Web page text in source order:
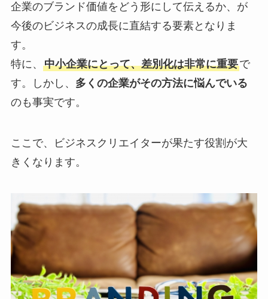
企業のブランド価値をどう形にして伝えるか、が
今後のビジネスの成長に直結する要素となりま
す。
特に、 中小企業にとって、差別化は非常に重要で
す。しかし、 多くの企業がその方法に悩んでいる
のも事実です。
ここで、ビジネスクリエイターが果たす役割が大
きくなります。